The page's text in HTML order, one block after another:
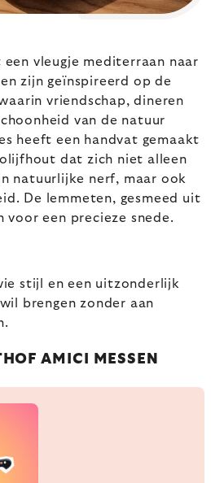
een vleugje mediterraan naar
zijn geïnspireerd op de
vriendschap, dineren
van de natuur
heeft een handvat gemaakt
dat zich niet alleen
natuurlijke nerf, maar ook
De lemmeten, gesmeed uit
voor een precieze snede.
stijl en een uitzonderlijk
brengen zonder aan
AMICI MESSEN